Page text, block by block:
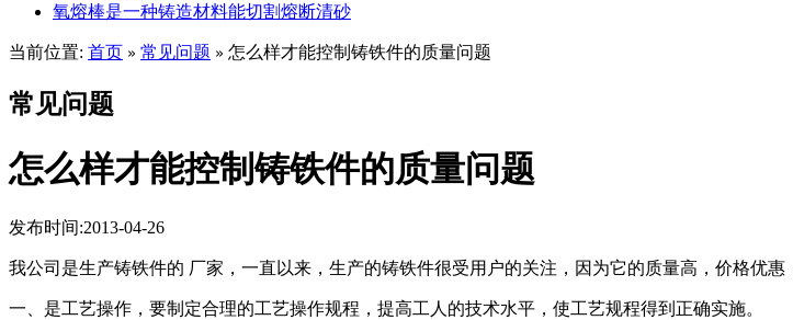
氧熔棒是一种铸造材料能切割熔断清砂
当前位置: 首页 » 常见问题 » 怎么样才能控制铸铁件的质量问题
常见问题
怎么样才能控制铸铁件的质量问题
发布时间:2013-04-26
我公司是生产铸铁件的 厂家，一直以来，生产的铸铁件很受用户的关注，因为它的质量高，价格优
一、是工艺操作，要制定合理的工艺操作规程，提高工人的技术水平，使工艺规程得到正确实施。